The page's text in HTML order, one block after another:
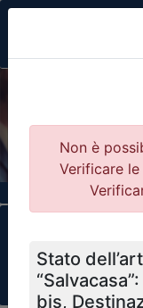
Previous
Il portale